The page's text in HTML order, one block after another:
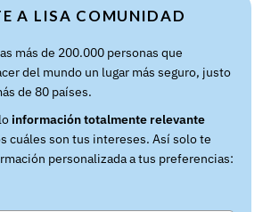
A LISA COMUNIDAD
más de 200.000 personas que
del mundo un lugar más seguro, justo
de 80 países.
información totalmente relevante
cuáles son tus intereses. Así solo te
personalizada a tus preferencias: